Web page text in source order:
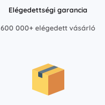
Elégedettségi garancia
600 000+ elégedett vásárló